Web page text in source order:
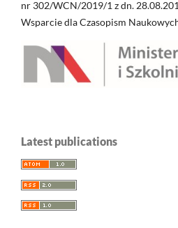
nr 302/WCN/2019/1 z dn.
Wsparcie dla Czasopism
Latest publications